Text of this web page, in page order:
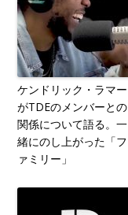
ケンドリック・ラマー
がTDEのメンバーとの
関係について語る。一
緒にのし上がった「フ
ァミリー」